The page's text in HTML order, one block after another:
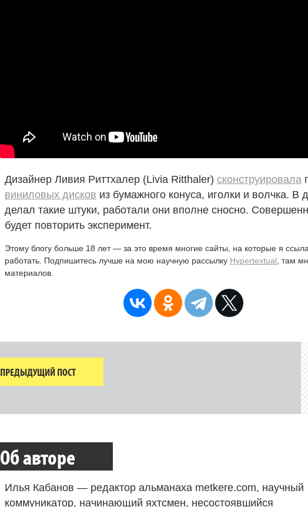
Дизайнер Ливия Риттхалер (Livia Ritthaler) сконструировала
виниловых дисков из бумажного конуса, иголки и волчка. В
делал такие штуки, работали они вполне сносно.
будет повторить эксперимент.
Этому блогу больше 18 лет — за это время многие сайты, на которые я
работать. Подпишитесь лучше на мою научную рассылку Hypertextual , там
материалов.
ПРЕДЫДУЩИЙ ПОСТ
Об авторе
Илья Кабанов — редактор альманаха metkere.com, научный
коммуникатор, начинающий яхтсмен, несостоявшийся